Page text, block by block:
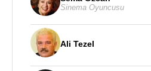
Sinema Oyuncusu
Ali Tezel